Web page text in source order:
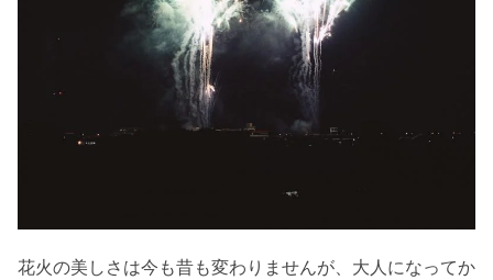
花火の美しさは今も昔も変わりませんが、大人になってか